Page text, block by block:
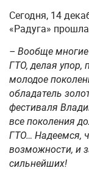
Сегодня, 14
«Радуга»
– Вообще
ГТО, делая упор,
молодое
обладатель
фестиваля
все поколения
ГТО… Надеемся,
возможности, и
сильнейших!